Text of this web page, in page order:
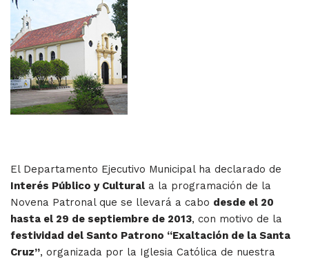
El Departamento Ejecutivo Municipal ha declarado de
Interés Público y Cultural a la programación de la
Novena Patronal que se llevará a cabo desde el 20
hasta el 29 de septiembre de 2013, con motivo de la
festividad del Santo Patrono “Exaltación de la Santa
Cruz”, organizada por la Iglesia Católica de nuestra